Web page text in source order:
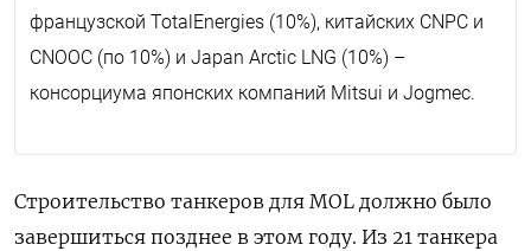
французской TotalEnergies (10%), китайских CNPC и
CNOOC (по 10%) и Japan Arctic LNG (10%) –
консорциума японских компаний Mitsui и Jogmec.
Строительство танкеров для MOL должно было
завершиться позднее в этом году. Из 21 танкера